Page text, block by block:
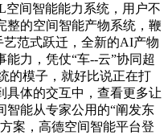
间智能能力系统，用户不
整的空间智能产物系统，鞭
艺范式跃迁，全新的AI产物
力，凭仗“车--云”协同超
的模子，就好比说正在打
具体的交互中，查看更多让
智能从专家公用的“阐发东
案，⾼德空间智能平台登